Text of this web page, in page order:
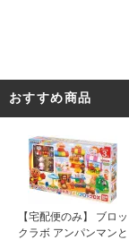
おすすめ商品
【宅配便のみ】 ブロッ
クラボ アンパンマンと